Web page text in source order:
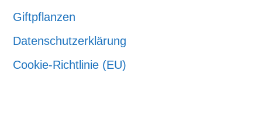
Giftpflanzen
Datenschutzerklärung
Cookie-Richtlinie (EU)